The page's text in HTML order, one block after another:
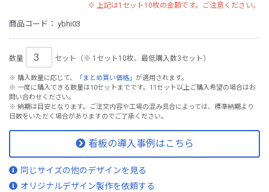
※ 上記は1セット10枚の金額です。ご注意ください。
商品コード： ybhi03
数量 セット（※ 1セット10枚、最低購入数3セット）
※ 購入数量に応じて、 「まとめ買い価格」 が適用されます。
※ 一度に購入できる数量は10セットまでです。11セット以上ご購入希望の場合はお
問い合わせください。
※ 納期は目安となります。ご注文内容や工場の混み具合によっては、標準納期より
日数をいただく場合がありますのでご了承ください。
看板の導入事例はこちら
同じサイズの他のデザインを見る
オリジナルデザイン製作を依頼する